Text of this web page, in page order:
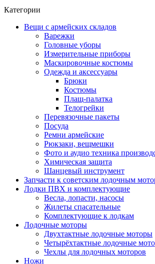
Категории
Вещи с армейских складов
Варежки
Головные уборы
Измерительные приборы
Маскировочные костюмы
Одежда и аксессуары
Брюки
Костюмы
Плащ-палатка
Телогрейки
Перевязочные пакеты
Посуда
Ремни армейские
Рюкзаки, вещмешки
Фото и аудио техника
Химическая защита
Шанцевый инструмент
Запчасти к советским лодочным
Лодки ПВХ и комплектующие
Весла, лопасти, насосы
Жилеты спасательные
Комплектующие к лодкам
Лодочные моторы
Двухтактные лодочные моторы
Четырёхтактные лодочные
Чехлы для лодочных моторов
Ножи